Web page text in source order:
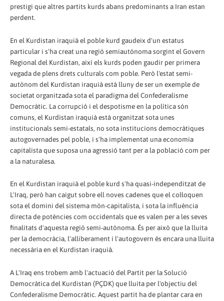
prestigi que altres partits kurds abans predominants a Iran estan
perdent.
En el Kurdistan iraquià el poble kurd gaudeix d'un estatus
particular i s'ha creat una regió semiautònoma sorgint el Govern
Regional del Kurdistan, així els kurds poden gaudir per primera
vegada de plens drets culturals com poble. Però l'estat semi-
autònom del Kurdistan iraquià està lluny de ser un exemple de
societat organitzada sota el paradigma del Confederalisme
Democràtic. La corrupció i el despotisme en la política són
comuns, el Kurdistan iraquià està organitzat sota unes
institucionals semi-estatals, no sota institucions democràtiques
autogovernades pel poble, i s'ha implementat una economia
capitalista que suposa una agressió tant per a la població com per
a la naturalesa.
En el Kurdistan iraquià el poble kurd s'ha quasi-independitzat de
L'Iraq, però han caigut sobre ell noves cadenes que el col·loquen
sota el domini del sistema món-capitalista, i sota la influència
directa de potències com occidentals que es valen per a les seves
finalitats d'aquesta regió semi-autònoma. És per això que la lluita
per la democràcia, l'alliberament i l'autogovern és encara una lluita
necessària en el Kurdistan iraquià.
A L'Iraq ens trobem amb l'actuació del Partit per la Solució
Democràtica del Kurdistan (PÇDK) que lluita per l'objectiu del
Confederalisme Democràtic. Aquest partit ha de plantar cara en